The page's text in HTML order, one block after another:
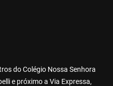
do Colégio Nossa Senhora
e próximo a Via Expressa,